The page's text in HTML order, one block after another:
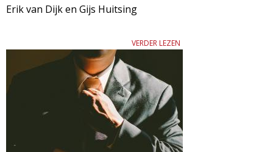
i
o
l
d
n
Erik van Dijk en Gijs Huitsing
VERDER LEZEN